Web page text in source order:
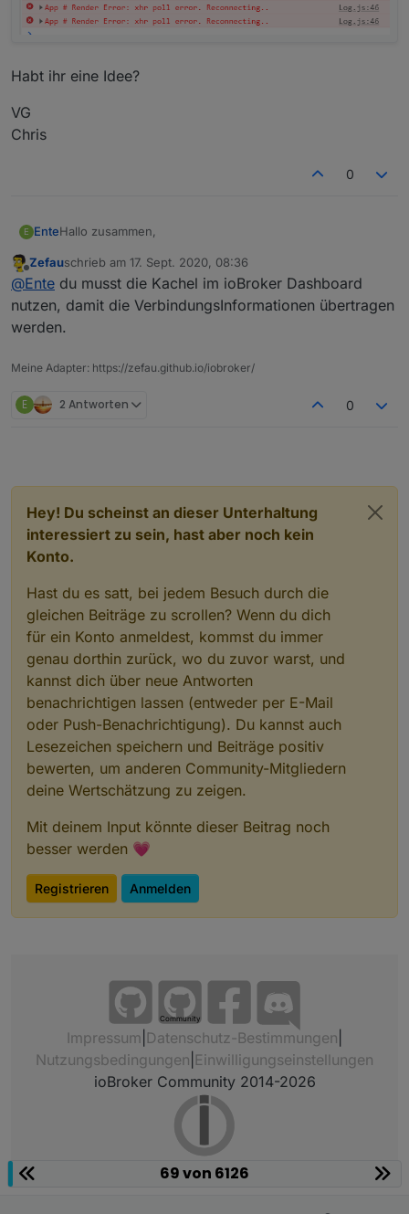
Habt ihr eine Idee?
VG
Chris
0
E EnteHallo zusammen,
habe mir die vis via github installiert.
Wenn ich jetzt:
http://192.168.178.26:8082/jarvis/index.html
eingebe kommt das:
Danach passiert nichts mehr.
Console im Browser liefert das:
Habt ihr eine Idee?
VG
Chris
Offline
Zefauschrieb am 17. Sept. 2020, 08:36
zuletzt editiert von
@Ente du musst die Kachel im ioBroker Dashboard
nutzen, damit die VerbindungsInformationen übertragen
werden.
Meine Adapter: https://zefau.github.io/iobroker/
E 2 Antworten 0
Hey! Du scheinst an dieser Unterhaltung
interessiert zu sein, hast aber noch kein
Konto.
Hast du es satt, bei jedem Besuch durch die
gleichen Beiträge zu scrollen? Wenn du dich
für ein Konto anmeldest, kommst du immer
genau dorthin zurück, wo du zuvor warst, und
kannst dich über neue Antworten
benachrichtigen lassen (entweder per E-Mail
oder Push-Benachrichtigung). Du kannst auch
Lesezeichen speichern und Beiträge positiv
bewerten, um anderen Community-Mitgliedern
deine Wertschätzung zu zeigen.
Mit deinem Input könnte dieser Beitrag noch
besser werden 💗
Registrieren Anmelden
Community
Impressum Datenschutz-Bestimmungen
Nutzungsbedingungen Einwilligungseinstellungen
ioBroker Community 2014-2026
69 von 6126